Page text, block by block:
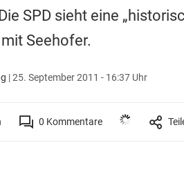
SPD sieht eine
Seehofer.
|25. September 2011 - 16:37 Uhr
0 Kommentare